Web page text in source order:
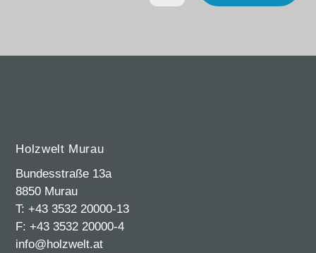
Holzwelt Murau
Bundesstraße 13a
8850 Murau
T: +43 3532 20000-13
F: +43 3532 20000-4
info@holzwelt.at